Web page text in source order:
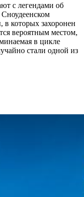
с легендами об
в которых захоронен
вероятным местом,
в цикле
стали одной из